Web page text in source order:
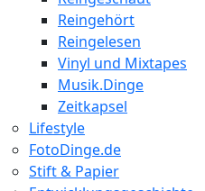
Reingehört
Reingelesen
Vinyl und Mixtapes
Musik.Dinge
Zeitkapsel
Lifestyle
FotoDinge.de
Stift & Papier